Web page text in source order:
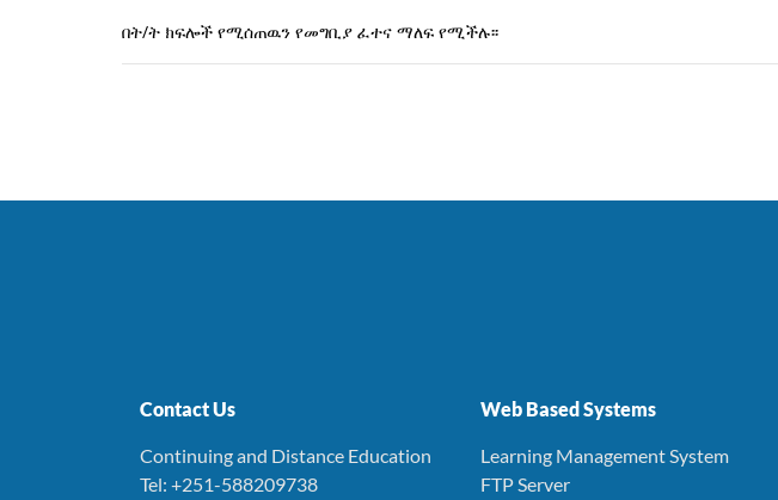
በት/ት ክፍሎች የሚሰጠዉን የመግቢያ ፈተና ማለፍ የሚችሉ፡፡
Contact Us
Continuing and Distance Education
Tel: +251-588209738
Web Based Systems
Learning Management System
FTP Server